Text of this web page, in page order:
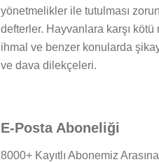
yönetmelikler ile tutulması
defterler. Hayvanlara karşı kötü
ihmal ve benzer konularda
ve dava dilekçeleri.
E-Posta Aboneliği
8000+ Kayıtlı Abonemiz